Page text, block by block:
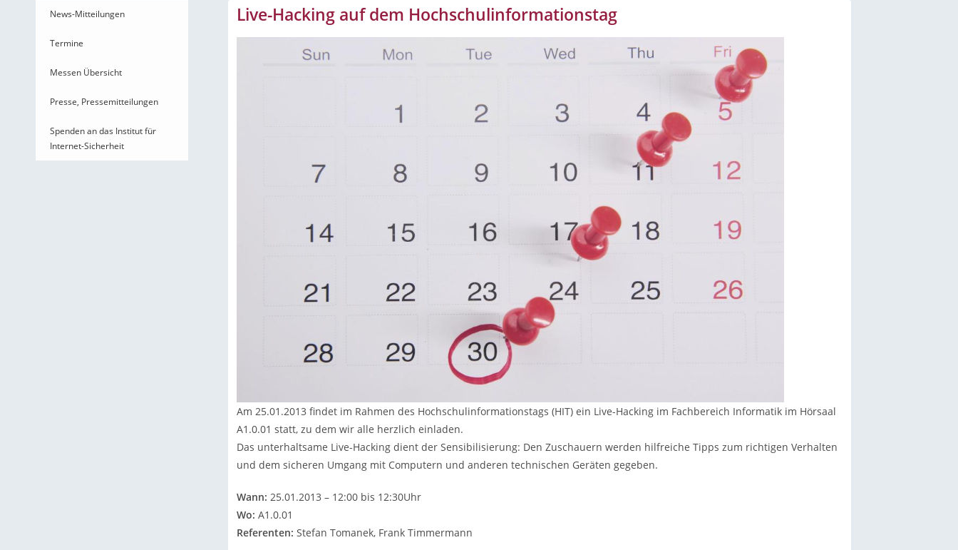
News-Mitteilungen
Termine
Messen Übersicht
Presse, Pressemitteilungen
Spenden an das Institut für
Internet-Sicherheit
Live-Hacking auf dem Hochschulinformationstag
Am 25.01.2013 findet im Rahmen des Hochschulinformationstags (HIT) ein Live-Hacking im Fachbereich Informatik im Hörsaal
A1.0.01 statt, zu dem wir alle herzlich einladen.
Das unterhaltsame Live-Hacking dient der Sensibilisierung: Den Zuschauern werden hilfreiche Tipps zum richtigen Verhalten
und dem sicheren Umgang mit Computern und anderen technischen Geräten gegeben.
Wann: 25.01.2013 – 12:00 bis 12:30Uhr
Wo: A1.0.01
Referenten: Stefan Tomanek, Frank Timmermann